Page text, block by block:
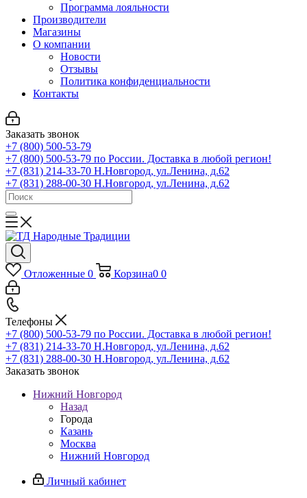
Программа лояльности
Производители
Магазины
О компании
Новости
Отзывы
Политика конфиденциальности
Контакты
Заказать звонок
+7 (800) 500-53-79
+7 (800) 500-53-79 по России. Доставка в любой регион!
+7 (831) 214-33-70 Н.Новгород, ул.Ленина, д.62
+7 (831) 288-00-30 Н.Новгород, ул.Ленина, д.62
Отложенные 0 Корзина0 0
Телефоны
+7 (800) 500-53-79 по России. Доставка в любой регион!
+7 (831) 214-33-70 Н.Новгород, ул.Ленина, д.62
+7 (831) 288-00-30 Н.Новгород, ул.Ленина, д.62
Заказать звонок
Нижний Новгород
Назад
Города
Казань
Москва
Нижний Новгород
Личный кабинет